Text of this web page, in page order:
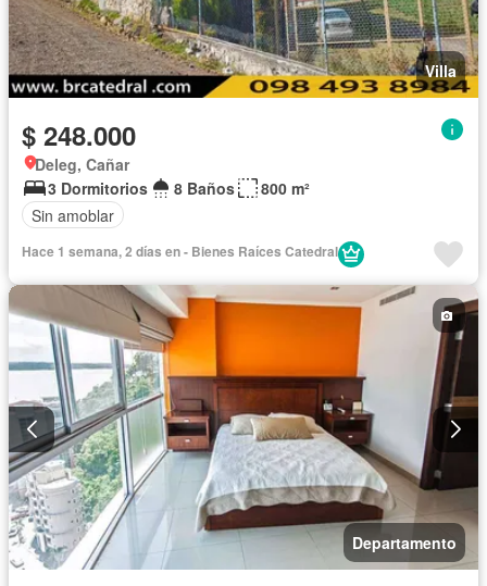
Villa
$ 248.000
Deleg, Cañar
3 Dormitorios
8 Baños
800 m²
Sin amoblar
Hace 1 semana, 2 días en - Bienes Raíces Catedral
Departamento